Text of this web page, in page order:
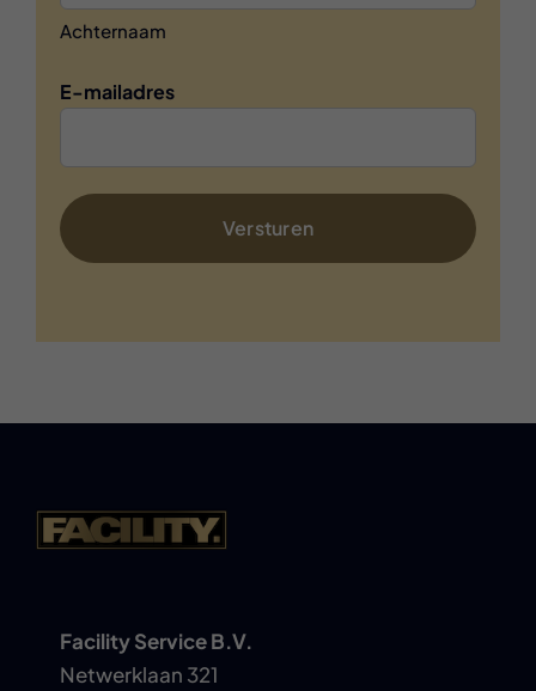
Achternaam
E-mailadres
Facility Service B.V.
Netwerklaan 321